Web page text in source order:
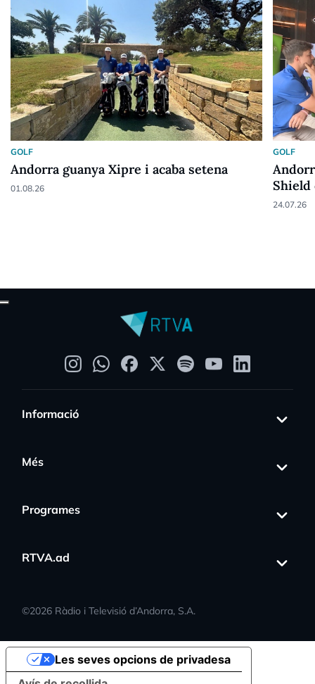
GOLF
Andorra guanya Xipre i acaba setena
01.08.26
GOLF
Shield
24.07.26
Informació
Més
Programes
RTVA.ad
©2026 Ràdio i Televisió d’Andorra, S.A.
Les seves opcions de privadesa